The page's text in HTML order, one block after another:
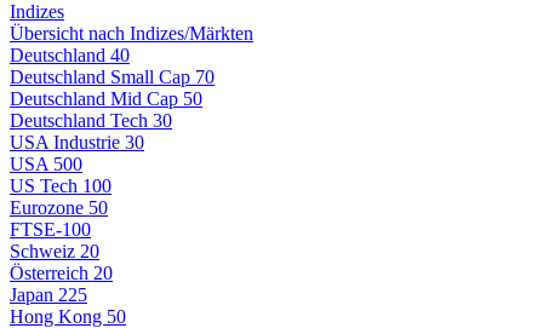
Indizes
Übersicht nach Indizes/Märkten
Deutschland 40
Deutschland Small Cap 70
Deutschland Mid Cap 50
Deutschland Tech 30
USA Industrie 30
USA 500
US Tech 100
Eurozone 50
FTSE-100
Schweiz 20
Österreich 20
Japan 225
Hong Kong 50